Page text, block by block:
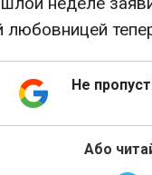
любовницей
Не
Або